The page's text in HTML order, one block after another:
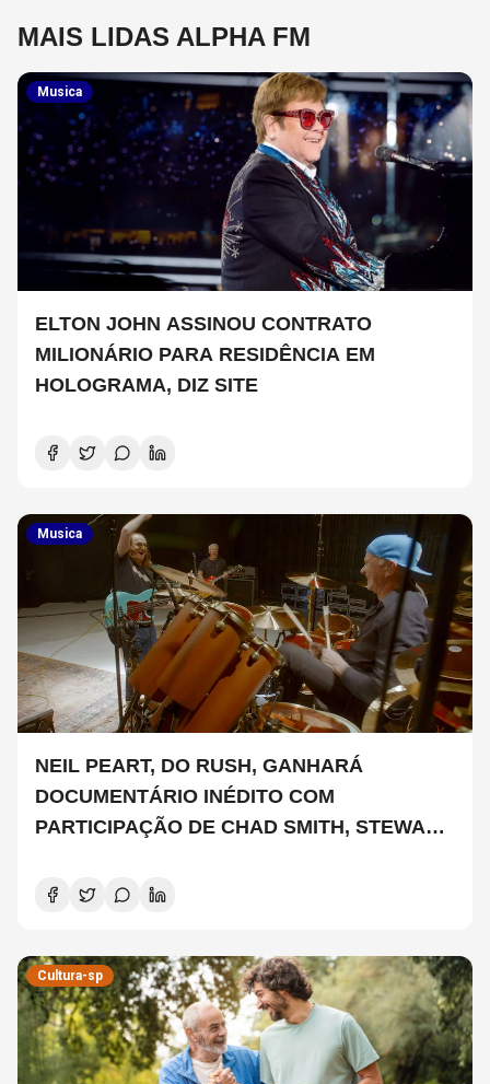
MAIS LIDAS ALPHA FM
Musica
ELTON JOHN ASSINOU CONTRATO
MILIONÁRIO PARA RESIDÊNCIA EM
HOLOGRAMA, DIZ SITE
Musica
NEIL PEART, DO RUSH, GANHARÁ
DOCUMENTÁRIO INÉDITO COM
PARTICIPAÇÃO DE CHAD SMITH, STEWART
Cultura-sp